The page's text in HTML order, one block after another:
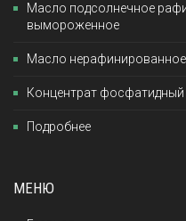
Масло подсолнечное
вымороженное
Масло
Концентрат фосфатидный
Подробнее
МЕНЮ